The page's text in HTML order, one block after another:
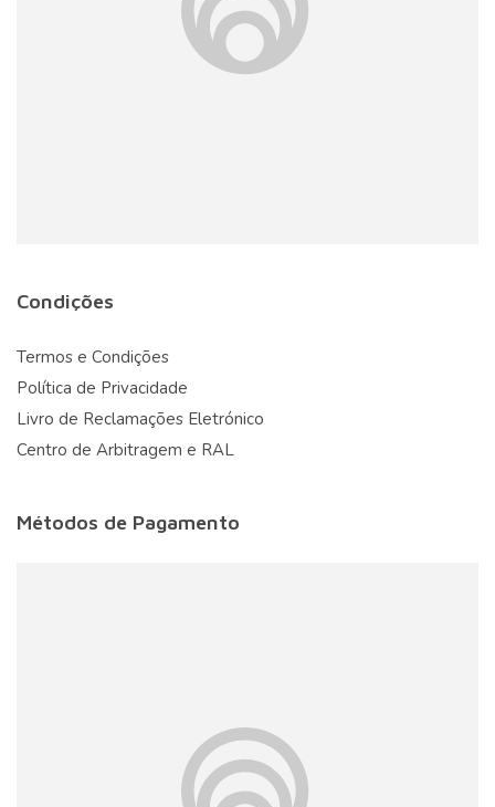
Condições
Termos e Condições
Política de Privacidade
Livro de Reclamações Eletrónico
Centro de Arbitragem e RAL
Métodos de Pagamento